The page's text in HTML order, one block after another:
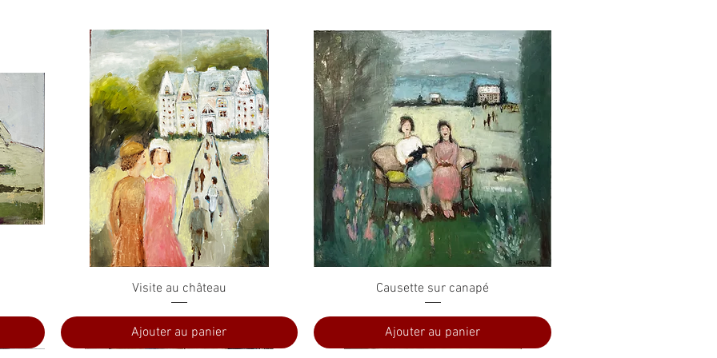
Aperçu rapide
Visite au château
Ajouter au panier
Aperçu rapide
Causette sur canapé
Ajouter au panier